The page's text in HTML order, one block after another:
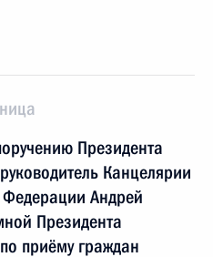
Президента
Канцелярии
Федерации Андрей
Президента
приёму граждан